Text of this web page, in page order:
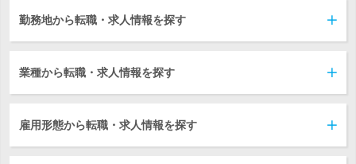
勤務地から転職・求人情報を探す
業種から転職・求人情報を探す
雇用形態から転職・求人情報を探す